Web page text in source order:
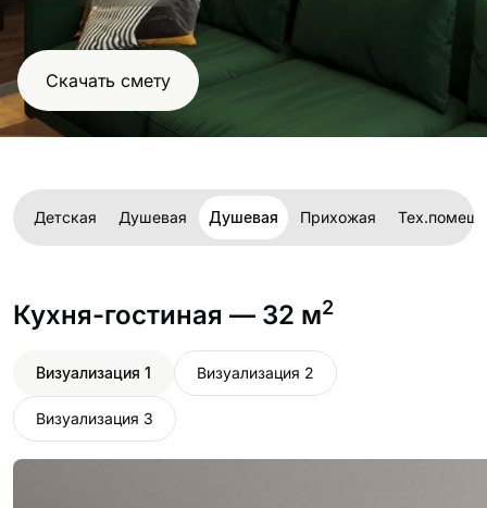
Скачать смету
Детская Душевая Душевая Прихожая
Кухня-гостиная — 32 м2
Визуализация 1 Визуализация 2
Визуализация 3